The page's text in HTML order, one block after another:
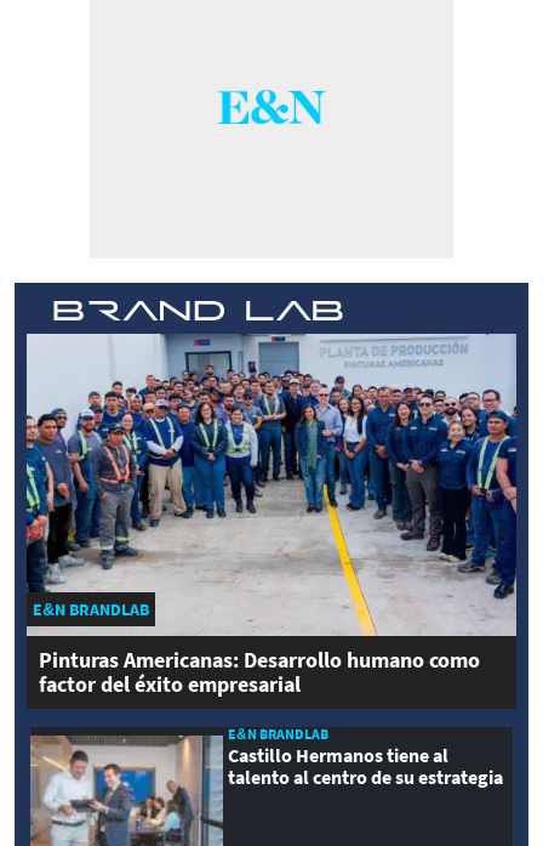
E&N BRANDLAB
Pinturas Americanas: Desarrollo humano como
factor del éxito empresarial
E&N BRANDLAB
Castillo Hermanos tiene al
talento al centro de su estrategia